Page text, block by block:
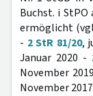
Buchst. i
ermöglicht
- 2 StR 81/20,
Januar 2020 -
November
November